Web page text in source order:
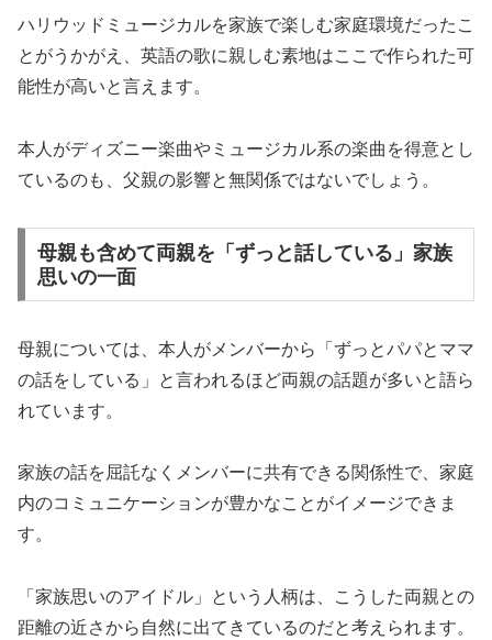
ハリウッドミュージカルを家族で楽しむ家庭環境だったこ
とがうかがえ、英語の歌に親しむ素地はここで作られた可
能性が高いと言えます。
本人がディズニー楽曲やミュージカル系の楽曲を得意とし
ているのも、父親の影響と無関係ではないでしょう。
母親も含めて両親を「ずっと話している」家族
思いの一面
母親については、本人がメンバーから「ずっとパパとママ
の話をしている」と言われるほど両親の話題が多いと語ら
れています。
家族の話を屈託なくメンバーに共有できる関係性で、家庭
内のコミュニケーションが豊かなことがイメージできま
す。
「家族思いのアイドル」という人柄は、こうした両親との
距離の近さから自然に出てきているのだと考えられます。